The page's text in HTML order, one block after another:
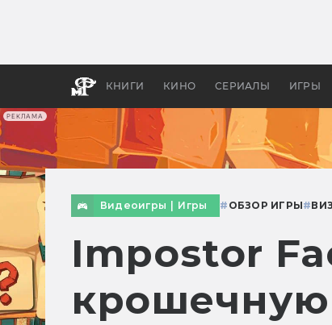
РЕКЛАМА
КНИГИ КИНО СЕРИАЛЫ ИГРЫ
Видеоигры Игры # ОБЗОР ИГРЫ#
Impostor
крошечную